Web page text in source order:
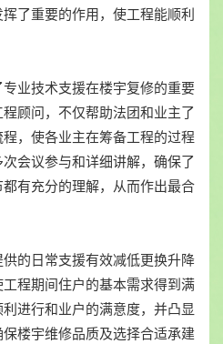
了重要的作用，使工程能顺利
业技术支援在楼宇复修的重要
顾问，不仅帮助法团和业主了
，使各业主在筹备工程的过程
会议参与和详细讲解，确保了
有充分的理解，从而作出最合
的日常支援有效减低更换升降
程期间住户的基本需求得到满
进行和业户的满意度，并凸显
楼宇维修品质及选择合适承建